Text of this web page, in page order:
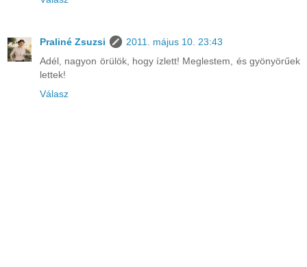
Praliné Zsuzsi
2011. május 10. 23:43
Adél, nagyon örülök, hogy ízlett! Meglestem, és gyönyörűek
lettek!
Válasz